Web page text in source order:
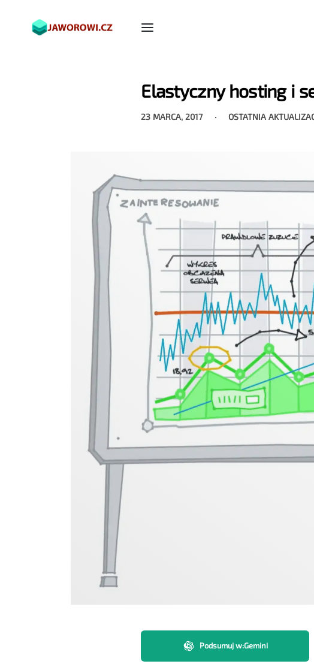
Elastyczny hosting i
23 MARCA, 2017 OSTATNIA
Podsumuj w:Gemini